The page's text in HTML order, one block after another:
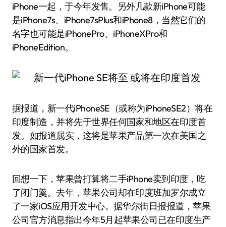
iPhone一起，于今年发售。另外几款新iPhone可能
是iPhone7s、iPhone7sPlus和iPhone8，当然它们的
名字也可能是iPhonePro、iPhoneXPro和
iPhoneEdition。
据报道，新一代iPhoneSE（或称为iPhoneSE2）将在
印度制造，并将先于世界任何国家和地区在印度首
发。如报道属实，这将是苹果产品第一次在美国之
外的国家首发。
回想一下，苹果曾打算将二手iPhone卖到印度，吃
了闭门羹。去年，苹果公司却在印度班加罗尔成立
了一家iOS应用开发中心。据华尔街日报报道，苹果
公司官方消息指出今年5月起苹果公司已在印度生产